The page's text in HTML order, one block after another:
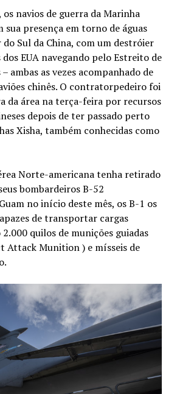
navios de guerra da Marinha
sua presença em torno de águas
Sul da China, com um destróier
dos EUA navegando pelo Estreito de
ambas as vezes acompanhado de
chinês. O contratorpedeiro foi
da área na terça-feira por recursos
depois de ter passado perto
Xisha, também conhecidas como
Norte-americana tenha retirado
bombardeiros B-52
no início deste mês, os B-1 os
de transportar cargas
quilos de munições guiadas
Attack Munition ) e mísseis de